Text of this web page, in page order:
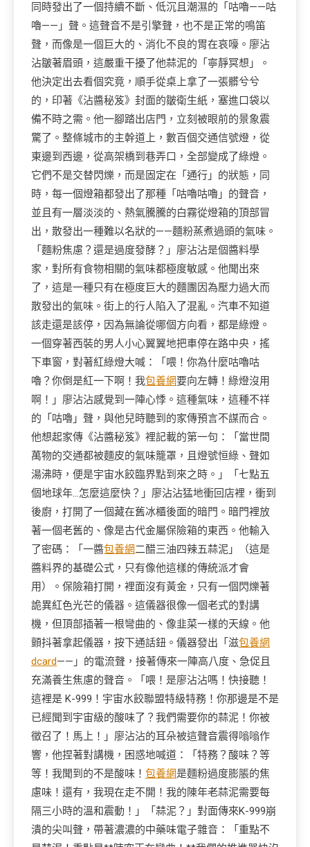
同時發出了一個持續不斷、低沉且潮濕的「咕嚕——咕
嚕——」聲。這聲音不是引擎聲，也不是正常的鳴笛
聲，而像是一個巨大的、消化不良的胃在哀嚎。廖沾
沾皺著眉頭，這嚴重干擾了他蒜泥的「寧靜冥想」。
他決定出去看個究竟，順手從桌上拿了一張髒兮兮
的，印著《沾醬秘笈》封面的皺衛生紙，塞進口袋以
備不時之需。他一腳踏出店門，立刻被眼前的景象震
驚了。整條城市的主幹道上，數百個交通信號燈，從
東邊到西邊，從高架橋到巷弄口，全部變成了綠燈。
它們不是交替閃爍，而是固定在「通行」的狀態，同
時，每一個燈箱都發出了那種「咕嚕咕嚕」的聲音，
並且有一層淡淡的、熱氣騰騰的白霧從燈箱的頂部冒
出，散發出一種難以名狀的——麵粉蒸煮過頭的氣味。
「麵粉焦慮？還是過度發酵？」廖沾沾是個醬料學
家，對所有食物相關的氣味都極度敏感。他聞出來
了，這是一種只有在極度巨大的麵團因為壓力過大而
散發出的氣味。街上的行人陷入了混亂。汽車不知道
該走還是該停，因為無論從哪個方向看，都是綠燈。
一個穿著西裝的男人小心翼翼地把車停在路中央，搖
下車窗，對著紅綠燈大喊：「喂！你為什麼咕嚕咕
嚕？你倒是紅一下啊！我包養網要向左轉！綠燈沒用
啊！」廖沾沾感覺到一陣心悸。這種氣味，這種不祥
的「咕嚕」聲，與他兒時聽到的家傳預言不謀而合。
他想起家傳《沾醬秘笈》裡記載的第一句：「當世間
萬物的交通都被麵皮的氣味籠罩，且燈號恒綠、聲如
湯沸時，便是宇宙水餃臨界點到來之時。」「七點五
個地球年…怎麼這麼快？」廖沾沾猛地衝回店裡，衝到
後廚，打開了一個藏在舊冰櫃後面的暗門。暗門裡放
著一個老舊的、像是古代金屬保險箱的東西。他輸入
了密碼：「一醬包養網二醋三油四辣五蒜泥」（這是
醬料界的基礎公式，只有像他這樣的傳統派才會
用）。保險箱打開，裡面沒有黃金，只有一個閃爍著
詭異紅色光芒的儀器。這儀器很像一個老式的對講
機，但頂部插著一根彎曲的、像韭菜一樣的天線。他
顫抖著拿起儀器，按下通話鈕。儀器發出「滋包養網
dcard——」的電流聲，接著傳來一陣高八度、急促且
充滿養生焦慮的聲音。「喂！是廖沾沾嗎！快接聽！
這裡是 K-999！宇宙水餃聯盟特級特務！你那邊是不是
已經聞到宇宙級的酸味了？我們需要你的蒜泥！你被
徵召了！馬上！」廖沾沾的耳朵被這聲音震得嗡嗡作
響，他捏著對講機，困惑地喊道：「特務？酸味？等
等！我聞到的不是酸味！ 包養網是麵粉過度膨脹的焦
慮味！還有，我現在走不開！我的陳年老蒜泥需要每
隔三小時的溫和震動！」「蒜泥？」對面傳來K-999崩
潰的尖叫聲，帶著濃濃的中藥味電子雜音：「重點不